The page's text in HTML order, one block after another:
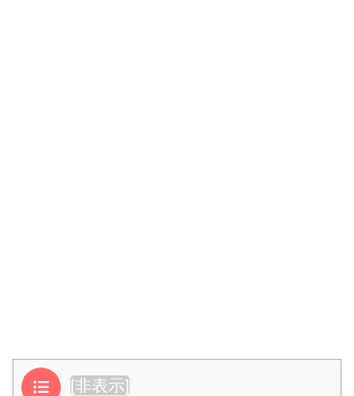
目次 [非表示]